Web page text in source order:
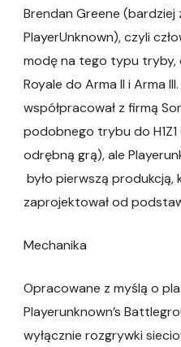
Brendan Greene
PlayerUnknown), czyli
modę na tego typu
Royale do Arma II i Arma
współpracował z firmą
podobnego trybu do
odrębną grą), ale
było pierwszą produkcją,
zaprojektował od
Mechanika
Opracowane z myślą o
Playerunknown’s
wyłącznie rozgrywki